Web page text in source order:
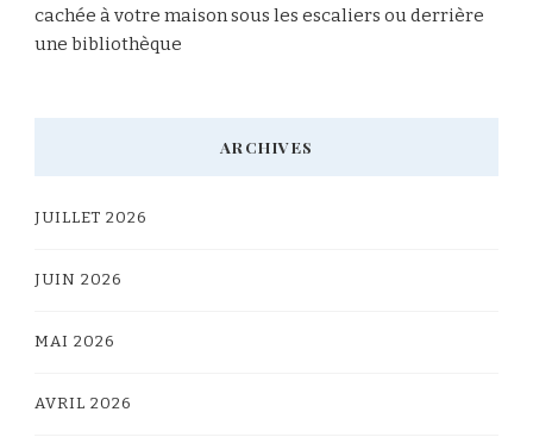
cachée à votre maison sous les escaliers ou derrière
une bibliothèque
ARCHIVES
JUILLET 2026
JUIN 2026
MAI 2026
AVRIL 2026